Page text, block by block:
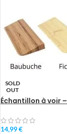
SOLD
OUT
Échantillon à voir
14,99€